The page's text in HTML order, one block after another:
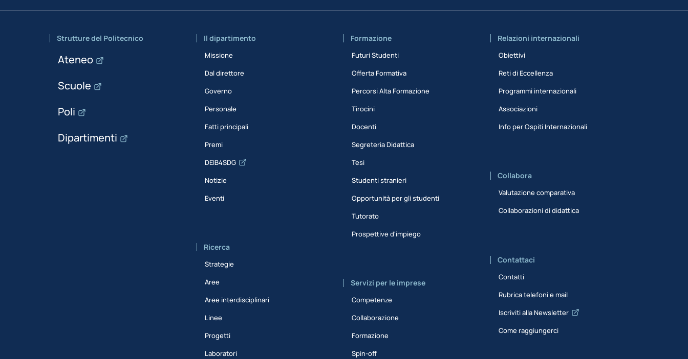
Strutture del Politecnico
Ateneo
Scuole
Poli
Dipartimenti
Il dipartimento
Missione
Dal direttore
Governo
Personale
Fatti principali
Premi
DEIB4SDG
Notizie
Eventi
Ricerca
Strategie
Aree
Aree interdisciplinari
Linee
Progetti
Laboratori
Formazione
Futuri Studenti
Offerta Formativa
Percorsi Alta Formazione
Tirocini
Docenti
Segreteria Didattica
Tesi
Studenti stranieri
Opportunità per gli studenti
Tutorato
Prospettive d'impiego
Servizi per le imprese
Competenze
Collaborazione
Formazione
Spin-off
Relazioni internazionali
Obiettivi
Reti di Eccellenza
Programmi internazionali
Associazioni
Info per Ospiti Internazionali
Collabora
Valutazione comparativa
Collaborazioni di didattica
Contattaci
Contatti
Rubrica telefoni e mail
Iscriviti alla Newsletter
Come raggiungerci